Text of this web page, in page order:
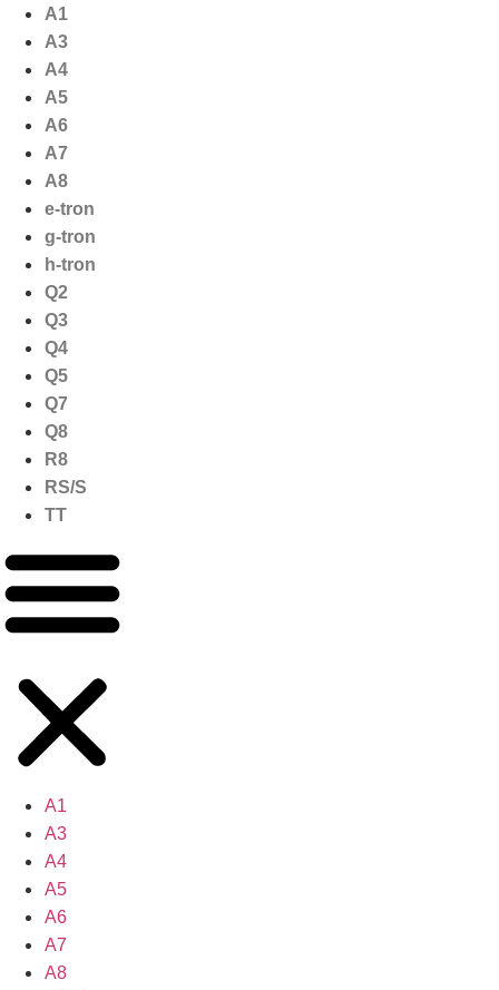
naar
inhoud
A1
A3
A4
A5
A6
A7
A8
e-tron
g-tron
h-tron
Q2
Q3
Q4
Q5
Q7
Q8
R8
RS/S
TT
A1
A3
A4
A5
A6
A7
A8